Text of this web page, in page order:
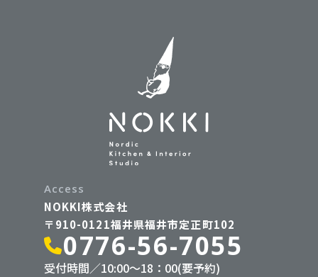
Access
NOKKI株式会社
〒910-0121福井県福井市定正町102
0776-56-7055
受付時間／10:00〜18：00(要予約)